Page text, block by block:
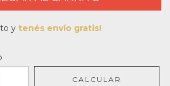
y tenés envío gratis!
CALCULAR